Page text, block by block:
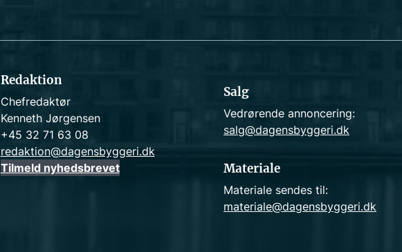
Redaktion
Chefredaktør
Kenneth Jørgensen
+45 32 71 63 08
redaktion@dagensbyggeri.dk
Tilmeld nyhedsbrevet
Salg
Vedrørende annoncering:
salg@dagensbyggeri.dk
Materiale
Materiale sendes til:
materiale@dagensbyggeri.dk